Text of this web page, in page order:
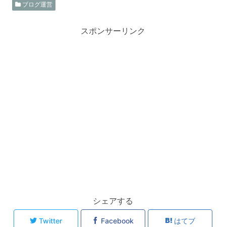
ブログ運営
スポンサーリンク
シェアする
Twitter Facebook はてブ